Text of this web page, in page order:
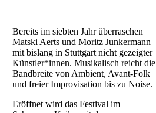
Bereits im siebten Jahr überraschen
Matski Aerts und Moritz Junkermann
mit bislang in Stuttgart nicht gezeigter
Künstler*innen. Musikalisch reicht die
Bandbreite von Ambient, Avant-Folk
und freier Improvisation bis zu Noise.
Eröffnet wird das Festival im